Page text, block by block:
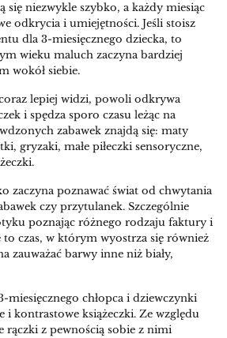
się niezwykle szybko, a każdy miesiąc
odkrycia i umiejętności. Jeśli stoisz
dla 3-miesięcznego dziecka, to
wieku maluch zaczyna bardziej
wokół siebie.
lepiej widzi, powoli odkrywa
i spędza sporo czasu leżąc na
zabawek znajdą się: maty
gryzaki, małe piłeczki sensoryczne,
zaczyna poznawać świat od chwytania
czy przytulanek. Szczególnie
poznając różnego rodzaju faktury i
to czas, w którym wyostrza się również
zauważać barwy inne niż biały,
miesięcznego chłopca i dziewczynki
i kontrastowe książeczki. Ze względu
rączki z pewnością sobie z nimi